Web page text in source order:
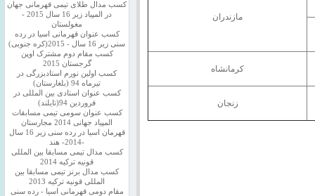
مازندران
کرمانشاه
زنجان
کسب مدال طلای تیمی قهرمانی جهان
در المپیاد زیر 16 سال 2015 -
مغولستان
کسب عنوان قهرمانی اسیا در رده
سنی زیر 16 سال - 2015(کره جنوبی)
کسب مقام دوم مشترک اوپن
گرجستان 2015
کسب اولین نورم استادبزرگی در
تیرماه 94 (بلغارستان)
کسب عنوان استادی بین المللی در
فروردین 94(تایلند)
کسب عنوان سومی تیمی مسابقات
المپیاد جهانی 2014 مجارستان
قهرمان اسیا در رده سنی زیر 16 سال
-2014- هند
کسب مدال تیمی مسابقا بین المللی
قونیه ترکیه 2014
کسب مدال برنز تیمی مسابقا بین
المللی قونیه ترکیه 2013
مقام دومی قهرمانی اسیا - رده سنی